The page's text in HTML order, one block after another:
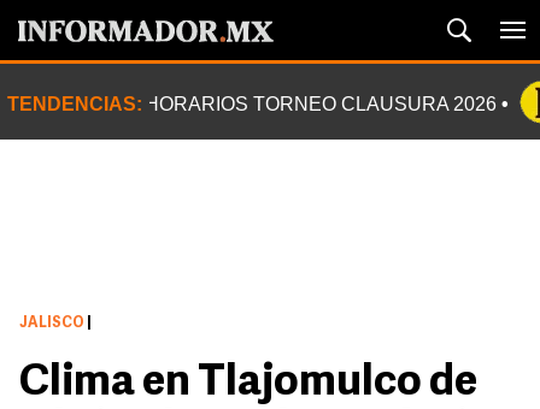
TENDENCIAS: HORARIOS TORNEO CLAUSURA 2026
JALISCO
Clima en Tlajomulco de